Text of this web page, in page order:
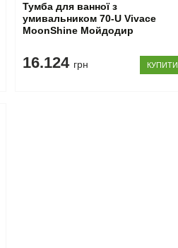
Тумба для ванної з
умивальником 70-U Vivace
MoonShine Мойдодир
16.124 грн КУПИТИ